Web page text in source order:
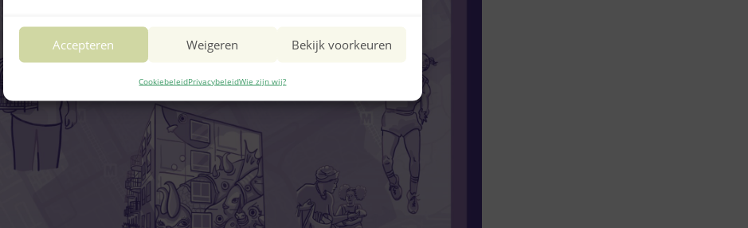
Accepteren Weigeren Bekijk voorkeuren
CookiebeleidPrivacybeleidWie zijn wij?